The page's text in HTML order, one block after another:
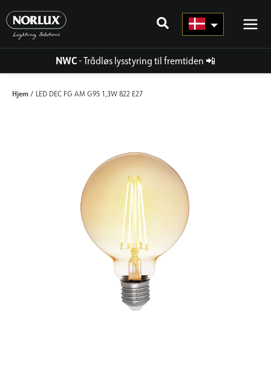
indhold
NWC- Trådløs lysstyring til fremtiden 📲
Hjem / LED DEC FG AM G95 1,3W 822 E27